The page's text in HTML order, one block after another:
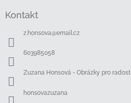
Kontakt
z.honsova@email.cz
603985058
Zuzana Honsová - Obrázky pro radost
honsovazuzana